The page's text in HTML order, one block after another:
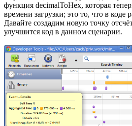
функция decimalToHex, которая
времени загрузки; это то, что в коде
Давайте создадим новую точку
улучшится код в данном сценарии.